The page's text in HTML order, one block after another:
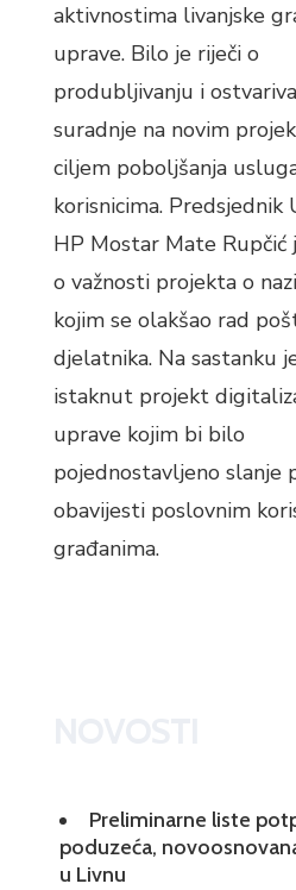
aktivnostima livanjske
uprave. Bilo je riječi o
produbljivanju i
suradnje na novim
ciljem poboljšanja
korisnicima. Predsjednik
HP Mostar Mate Rupčić
o važnosti projekta o
kojim se olakšao rad
djelatnika. Na sastanku
istaknut projekt
uprave kojim bi bilo
pojednostavljeno slanje
obavijesti poslovnim
građanima.
Preliminarne liste
poduzeća,
u Livnu